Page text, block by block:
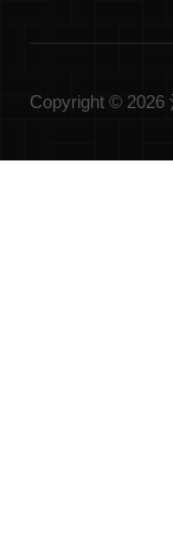
Copyright © 2026